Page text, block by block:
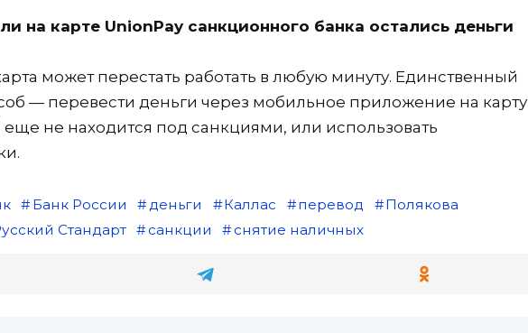
на карте UnionPay санкционного банка остались деньги
может перестать работать в любую минуту. Единственный
— перевести деньги через мобильное приложение на карту
еще не находится под санкциями, или использовать
Банк России деньги Каллас перевод
Полякова
Стандарт санкции снятие наличных